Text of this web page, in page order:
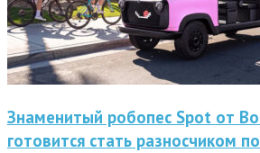
Знаменитый робопес Spot от
готовится стать разносчиком